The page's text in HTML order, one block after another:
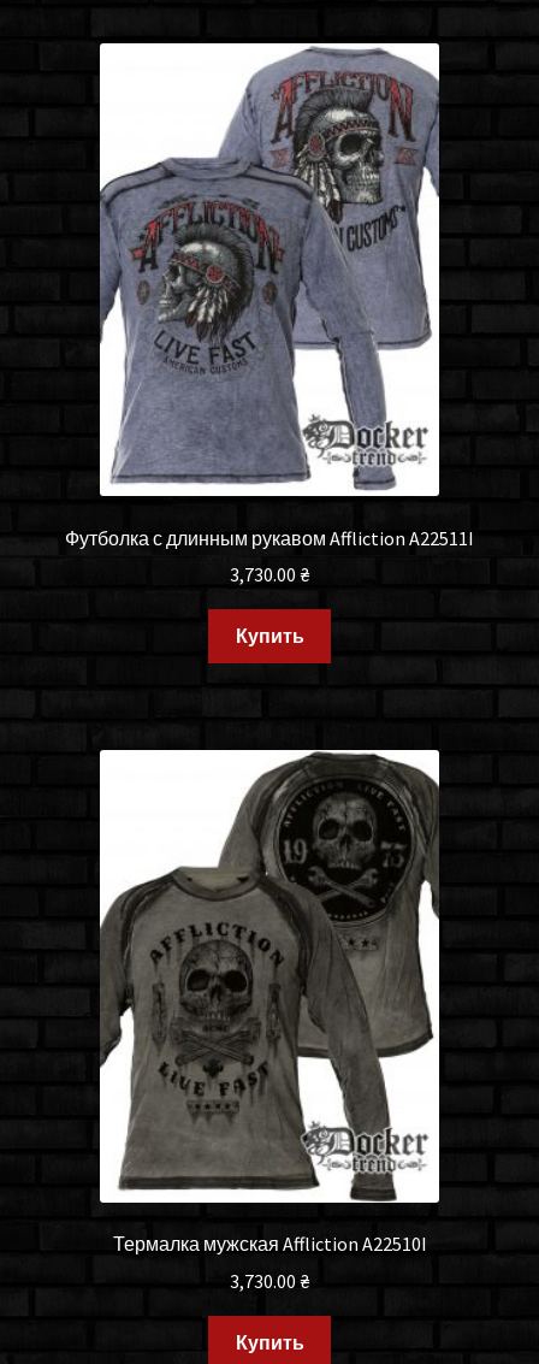
Футболка с длинным рукавом Affliction A22511I
3,730.00 ₴
Купить
Термалка мужская Affliction A22510I
3,730.00₴
Купить